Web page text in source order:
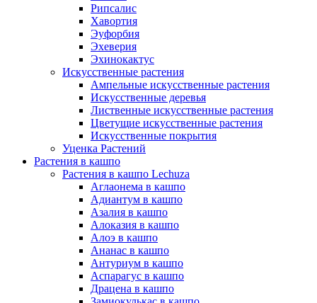
Рипсалис
Хавортия
Эуфорбия
Эхеверия
Эхинокактус
Искусственные растения
Ампельные искусственные растения
Искусственные деревья
Лиственные искусственные растения
Цветущие искусственные растения
Искусственные покрытия
Уценка Растений
Растения в кашпо
Растения в кашпо Lechuza
Аглаонема в кашпо
Адиантум в кашпо
Азалия в кашпо
Алоказия в кашпо
Алоэ в кашпо
Ананас в кашпо
Антуриум в кашпо
Аспарагус в кашпо
Драцена в кашпо